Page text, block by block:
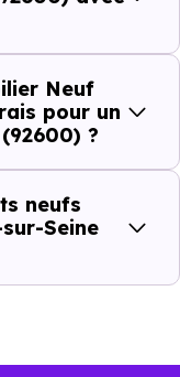
un programme
votre
Neuf
pour un
?
neufs
Seine